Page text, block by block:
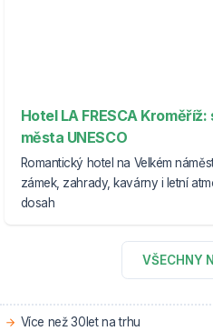
Hotel LA FRESCA
města UNESCO
Romantický hotel na Velkém
zámek, zahrady, kavárny i letní
dosah
VŠECHNY
Více než 30let na trhu